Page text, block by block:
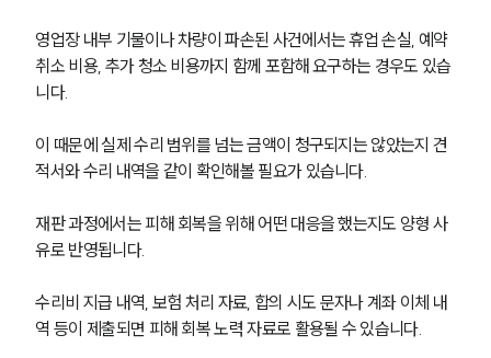
영업장 내부 기물이나 차량이 파손된 사건에서는 휴업 손실, 예약
취소 비용, 추가 청소 비용까지 함께 포함해 요구하는 경우도 있습
니다.
이 때문에 실제 수리 범위를 넘는 금액이 청구되지는 않았는지 견
적서와 수리 내역을 같이 확인해볼 필요가 있습니다.
재판 과정에서는 피해 회복을 위해 어떤 대응을 했는지도 양형 사
유로 반영됩니다.
수리비 지급 내역, 보험 처리 자료, 합의 시도 문자나 계좌 이체 내
역 등이 제출되면 피해 회복 노력 자료로 활용될 수 있습니다.